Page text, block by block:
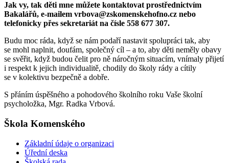
Jak vy, tak děti mne můžete kontaktovat prostřednictvím
Bakalářů, e-mailem vrbova@zskomenskehofno.cz nebo
telefonicky přes sekretariát na čísle 558 677 307.
Budu moc ráda, když se nám podaří nastavit spolupráci tak, aby
se mohl naplnit, doufám, společný cíl – a to, aby děti neměly obavy
se svěřit, když budou čelit pro ně náročným situacím, vnímaly přijetí
i respekt k jejich individualitě, chodily do školy rády a cítily
se v kolektivu bezpečně a dobře.
S přáním úspěšného a pohodového školního roku Vaše školní
psycholožka, Mgr. Radka Vrbová.
Škola Komenského
Základní údaje o organizaci
Úřední deska